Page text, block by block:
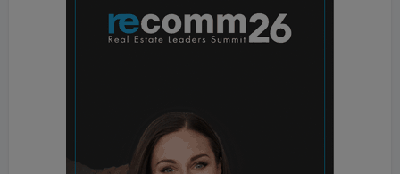
Themen Renovierung, Sanierung und
Modernisierung. Klingt nicht gerade hypermodern.